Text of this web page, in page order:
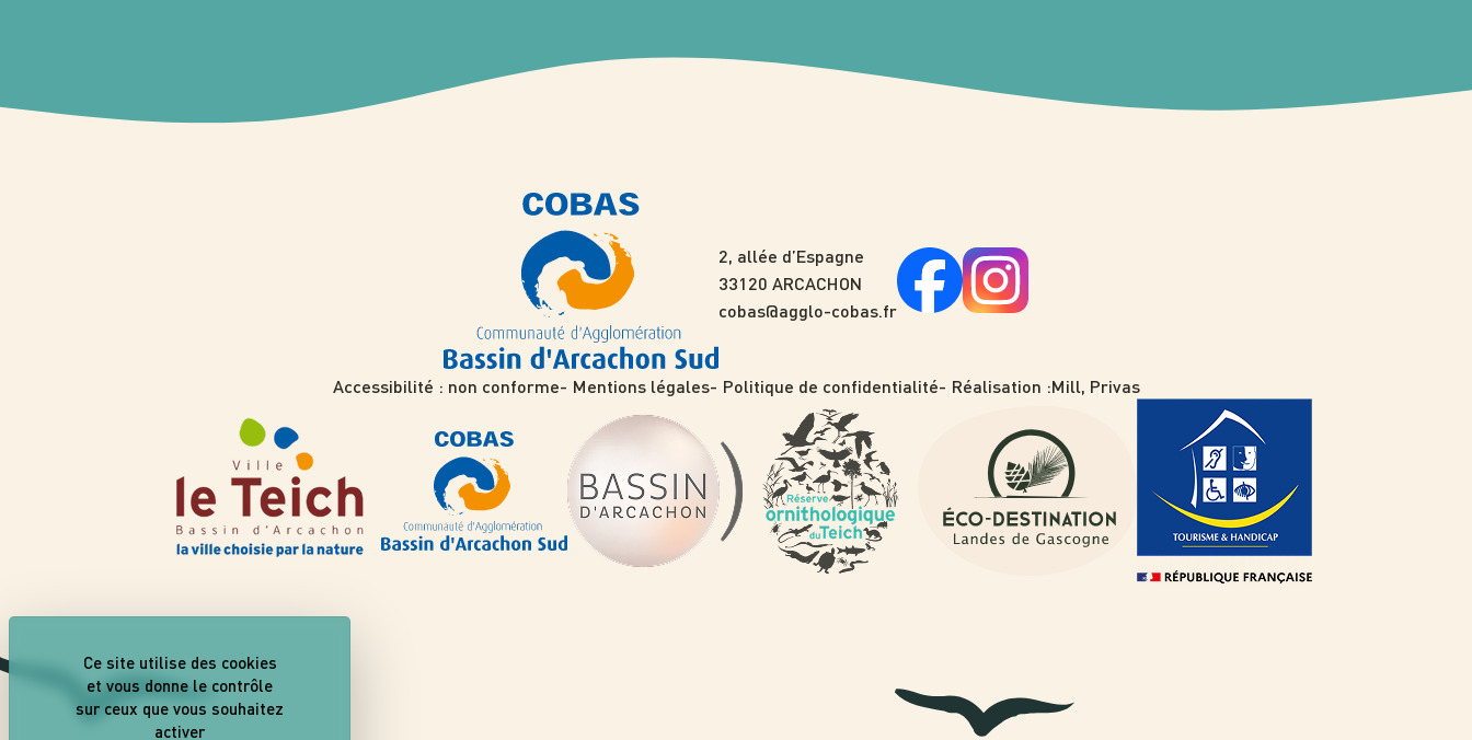
2, allée d’Espagne
33120 ARCACHON
cobas@agglo-cobas.fr
Accessibilité : non conforme Mentions légales Politique de confidentialité Réalisation :Mill, Privas
Ce site utilise des cookies
et vous donne le contrôle
sur ceux que vous souhaitez
activer